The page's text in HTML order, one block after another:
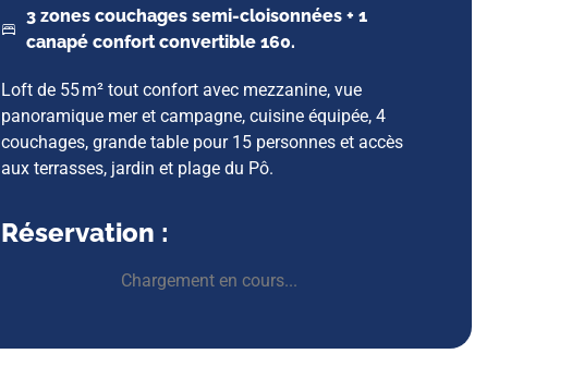
3 zones couchages semi-cloisonnées + 1
canapé confort convertible 160.
Loft de 55 m² tout confort avec mezzanine, vue
panoramique mer et campagne, cuisine équipée, 4
couchages, grande table pour 15 personnes et accès
aux terrasses, jardin et plage du Pô.
Réservation :
Chargement en cours...